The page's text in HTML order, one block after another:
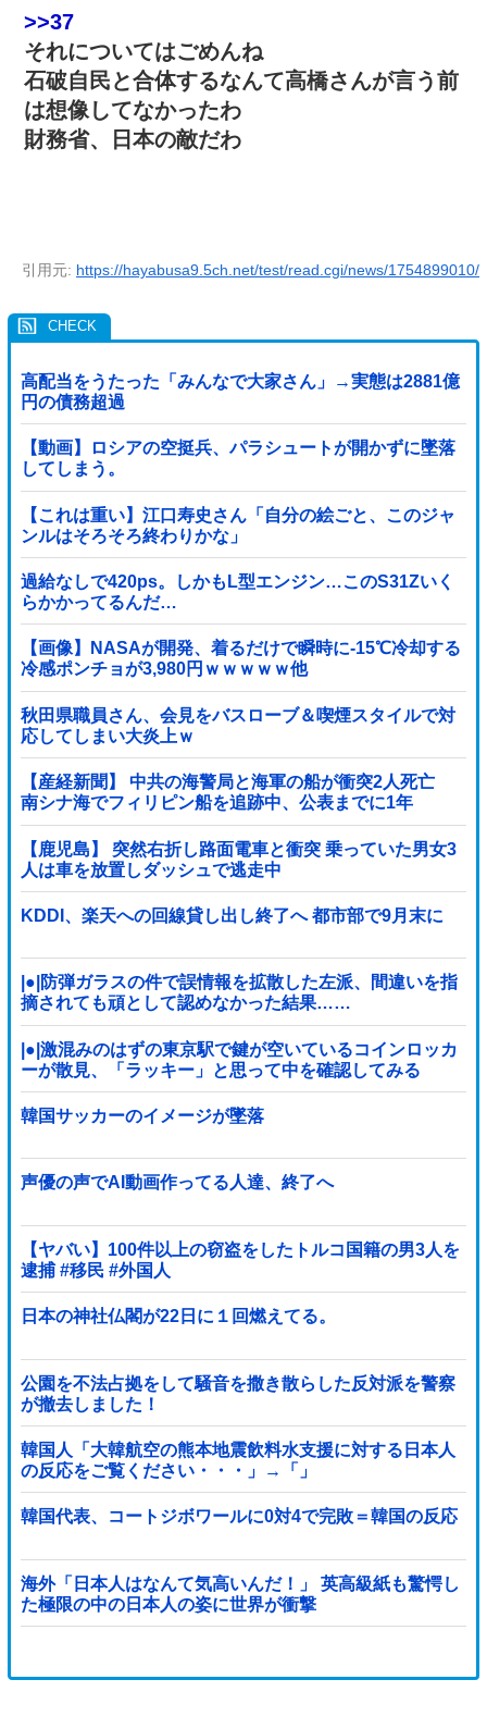
>>37
それについてはごめんね
石破自民と合体するなんて高橋さんが言う前
は想像してなかったわ
財務省、日本の敵だわ
引用元: https://hayabusa9.5ch.net/test/read.cgi/news/1754899010/
高配当をうたった「みんなで大家さん」→実態は2881億
円の債務超過
【動画】ロシアの空挺兵、パラシュートが開かずに墜落
してしまう。
【これは重い】江口寿史さん「自分の絵ごと、このジャ
ンルはそろそろ終わりかな」
過給なしで420ps。しかもL型エンジン…このS31Zいく
らかかってるんだ…
【画像】NASAが開発、着るだけで瞬時に-15℃冷却する
冷感ポンチョが3,980円ｗｗｗｗｗ他
秋田県職員さん、会見をバスローブ＆喫煙スタイルで対
応してしまい大炎上ｗ
【産経新聞】 中共の海警局と海軍の船が衝突2人死亡
南シナ海でフィリピン船を追跡中、公表までに1年
【鹿児島】 突然右折し路面電車と衝突 乗っていた男女3
人は車を放置しダッシュで逃走中
KDDI、楽天への回線貸し出し終了へ 都市部で9月末に
|●|防弾ガラスの件で誤情報を拡散した左派、間違いを指
摘されても頑として認めなかった結果……
|●|激混みのはずの東京駅で鍵が空いているコインロッカ
ーが散見、「ラッキー」と思って中を確認してみる
と……
韓国サッカーのイメージが墜落
声優の声でAI動画作ってる人達、終了へ
【ヤバい】100件以上の窃盗をしたトルコ国籍の男3人を
逮捕 #移民 #外国人
日本の神社仏閣が22日に１回燃えてる。
公園を不法占拠をして騒音を撒き散らした反対派を警察
が撤去しました！
韓国人「大韓航空の熊本地震飲料水支援に対する日本人
の反応をご覧ください・・・」→「」
韓国代表、コートジボワールに0対4で完敗＝韓国の反応
海外「日本人はなんて気高いんだ！」 英高級紙も驚愕し
た極限の中の日本人の姿に世界が衝撃